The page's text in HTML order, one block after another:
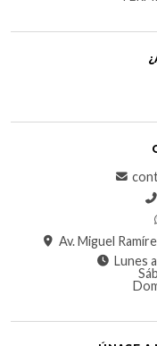
Av. Miguel
Lunes